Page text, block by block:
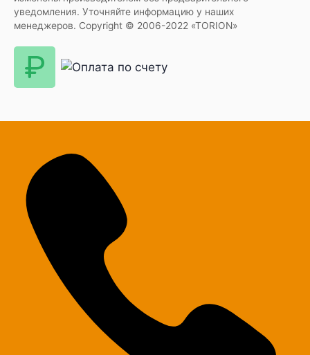
уведомления. Уточняйте информацию у наших
менеджеров. Copyright © 2006-2022 «TORION»